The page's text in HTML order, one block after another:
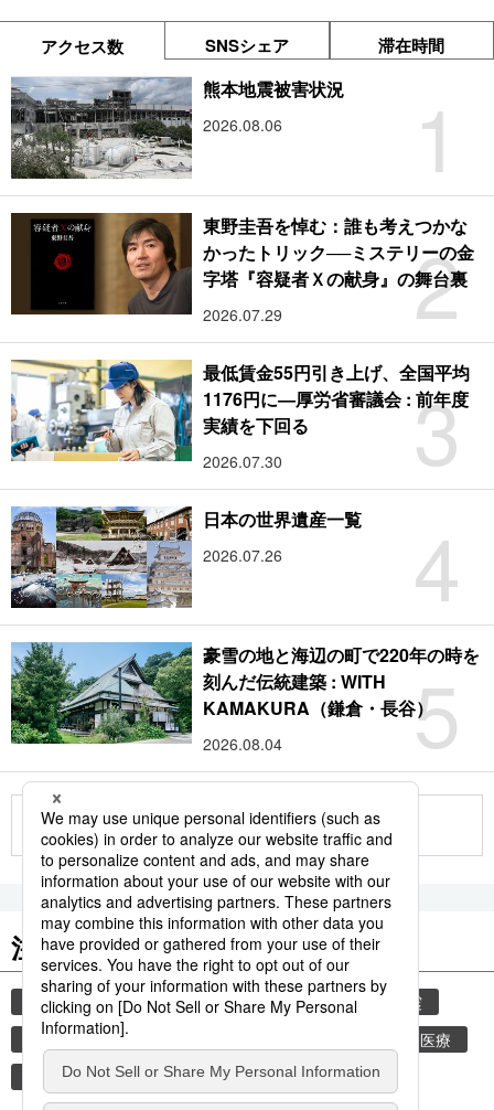
アクセス数 SNSシェア 滞在時間
1
熊本地震被害状況
2026.08.06
2
東野圭吾を悼む：誰も考えつかな
かったトリック──ミステリーの金
字塔『容疑者Ｘの献身』の舞台裏
2026.07.29
3
最低賃金55円引き上げ、全国平均
1176円に―厚労省審議会 : 前年度
実績を下回る
2026.07.30
4
日本の世界遺産一覧
2026.07.26
5
豪雪の地と海辺の町で220年の時を
刻んだ伝統建築 : WITH
KAMAKURA（鎌倉・長谷）
2026.08.04
もっと見る
注目のキーワード
共同通信ニュース 災害 気象・災害
地震
気象庁
津波
健康・医療
少子高齢化